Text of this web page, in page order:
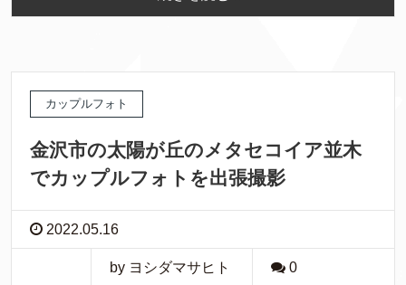
カップルフォト
金沢市の太陽が丘のメタセコイア並木
でカップルフォトを出張撮影
2022.05.16
by ヨシダマサヒト 0